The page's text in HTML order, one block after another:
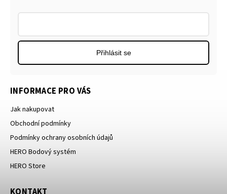
INFORMACE PRO VÁS
Jak nakupovat
Obchodní podmínky
Podmínky ochrany osobních údajů
HERO Bodový systém
HERO Store
Přihlásit se